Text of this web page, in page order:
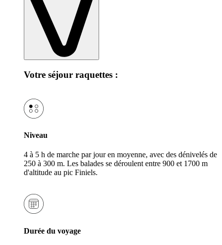
Votre séjour raquettes :
Niveau
4 à 5 h de marche par jour en moyenne, avec des dénivelés de
250 à 300 m. Les balades se déroulent entre 900 et 1700 m
d'altitude au pic Finiels.
Durée du voyage